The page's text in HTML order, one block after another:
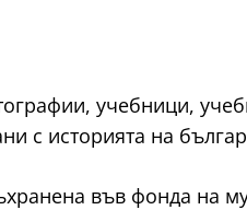
учебници,
с историята на
във фонда на